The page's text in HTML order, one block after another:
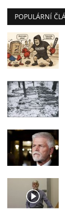
POPULÁRNÍ